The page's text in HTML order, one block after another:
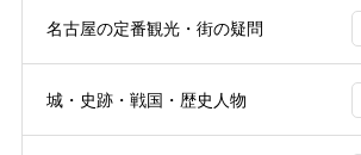
名古屋の定番観光・街の疑問
城・史跡・戦国・歴史人物